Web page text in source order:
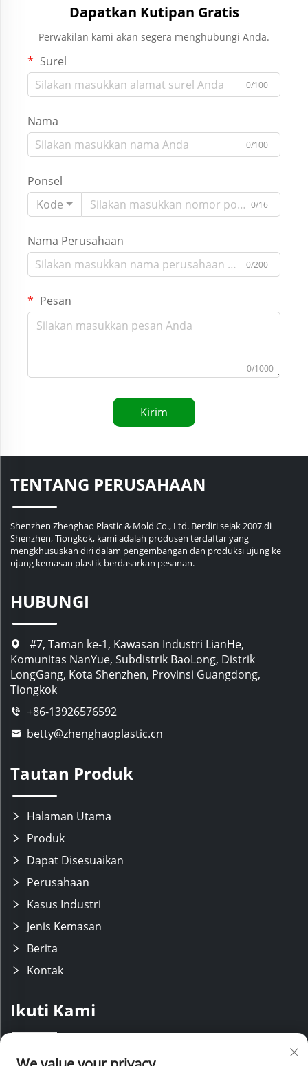
Dapatkan Kutipan Gratis
Perwakilan kami akan segera menghubungi Anda.
Surel
0/100
Nama
0/100
Ponsel
Kode
0/16
Nama Perusahaan
0/200
Pesan
0/1000
Kirim
TENTANG PERUSAHAAN
Shenzhen Zhenghao Plastic & Mold Co., Ltd. Berdiri sejak 2007 di
Shenzhen, Tiongkok, kami adalah produsen terdaftar yang
mengkhususkan diri dalam pengembangan dan produksi ujung ke
ujung kemasan plastik berdasarkan pesanan.
HUBUNGI
#7, Taman ke-1, Kawasan Industri LianHe,
Komunitas NanYue, Subdistrik BaoLong, Distrik
LongGang, Kota Shenzhen, Provinsi Guangdong,
Tiongkok
+86-13926576592
betty@zhenghaoplastic.cn
Tautan Produk
Halaman Utama
Produk
Dapat Disesuaikan
Perusahaan
Kasus Industri
Jenis Kemasan
Berita
Kontak
Ikuti Kami